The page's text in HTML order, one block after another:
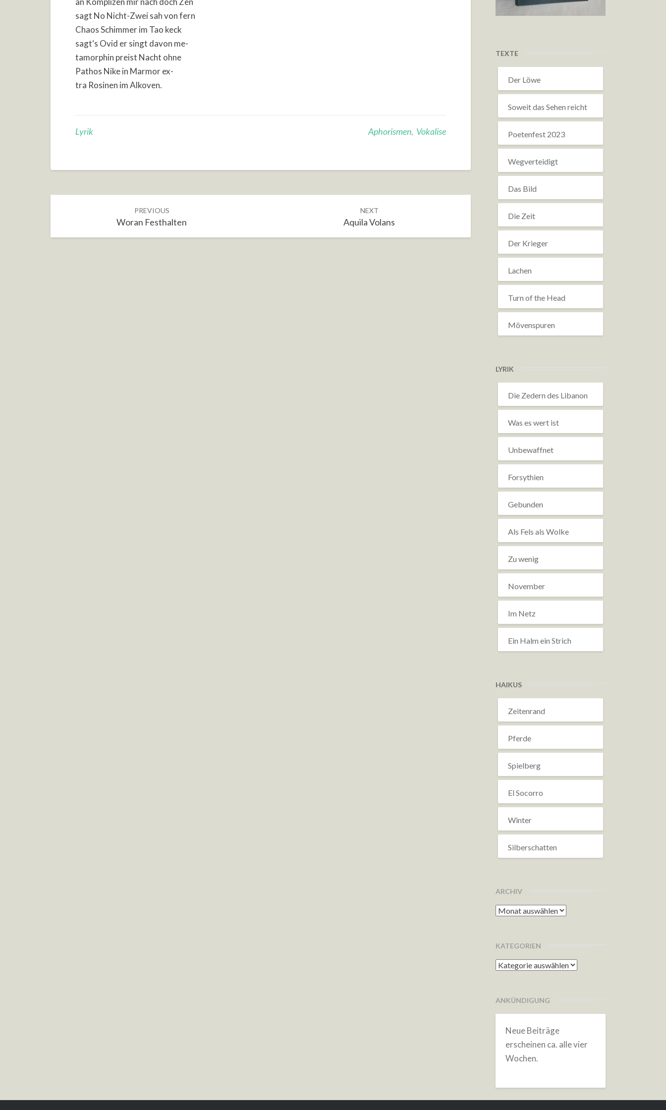
sagt No Nicht-Zwei sah von fern
Chaos Schimmer im Tao keck
sagt‘s Ovid er singt davon me-
tamorphin preist Nacht ohne
Pathos Nike in Marmor ex-
tra Rosinen im Alkoven.
Lyrik Aphorismen, Vokalise
navigation
PREVIOUS
Woran Festhalten
NEXT
Aquila Volans
TEXTE
Der Löwe
Soweit das Sehen reicht
Poetenfest 2023
Wegverteidigt
Das Bild
Die Zeit
Der Krieger
Lachen
Turn of the Head
Mövenspuren
LYRIK
Die Zedern des Libanon
Was es wert ist
Unbewaffnet
Forsythien
Gebunden
Als Fels als Wolke
Zu wenig
November
Im Netz
Ein Halm ein Strich
HAIKUS
Zeitenrand
Pferde
Spielberg
El Socorro
Winter
Silberschatten
ARCHIV
Archiv
KATEGORIEN
Kategorien
ANKÜNDIGUNG
Neue Beiträge
erscheinen ca. alle vier
Wochen.